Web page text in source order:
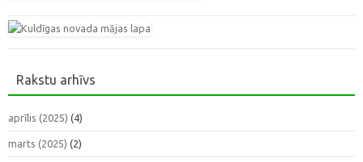
Rakstu arhīvs
aprīlis (2025) (4)
marts (2025) (2)